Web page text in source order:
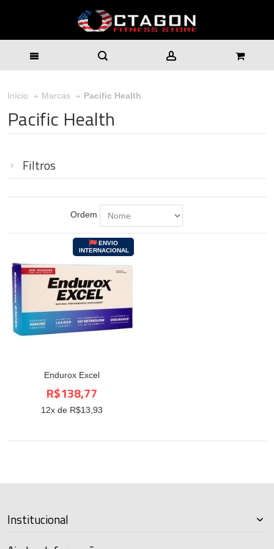
Início Marcas Pacific Health
Pacific Health
Filtros
Ordem
Endurox Excel
ENVIO
INTERNACIONAL
R$138,77
12x de R$13,93
Institucional